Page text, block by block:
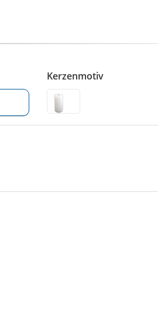
Kerzenmotiv